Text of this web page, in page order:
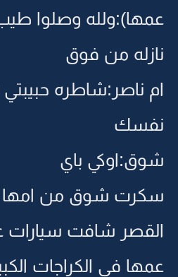
عمها):ولله وصلوا
نازله من فوق
ام ناصر:شاطره حبيبتي
نفسك
شوق:اوكي باي
سكرت شوق من امها
القصر شافت سيارات
عمها في الكراجات